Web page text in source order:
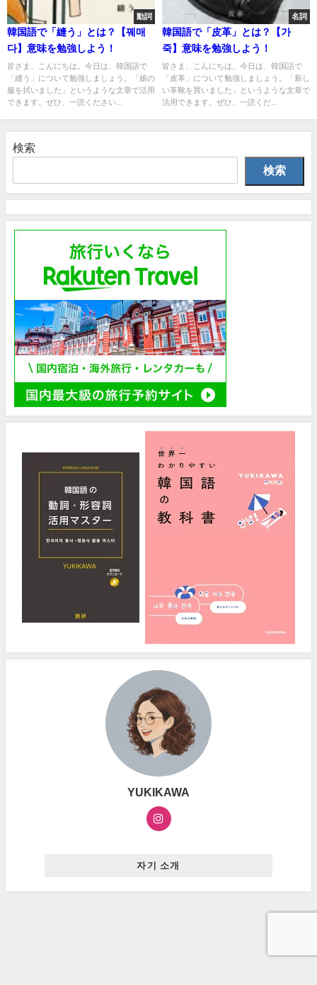
動詞
韓国語で「縫う」とは？【꿰매
다】意味を勉強しよう！
皆さま、こんにちは。今日は、韓国語で
「縫う」について勉強しましょう。「娘の
服を拭いました」というような文章で活用
できます。ぜひ、一読ください...
名詞
韓国語で「皮革」とは？【가
죽】意味を勉強しよう！
皆さま、こんにちは。今日は、韓国語で
「皮革」について勉強しましょう。「新し
い革靴を買いました」というような文章で
活用できます。ぜひ、一読くだ...
検索
検索
YUKIKAWA
자기 소개